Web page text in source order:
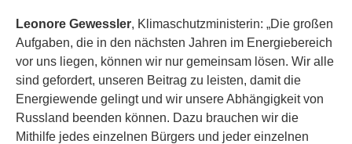
Leonore Gewessler, Klimaschutzministerin: „Die großen
Aufgaben, die in den nächsten Jahren im Energiebereich
vor uns liegen, können wir nur gemeinsam lösen. Wir alle
sind gefordert, unseren Beitrag zu leisten, damit die
Energiewende gelingt und wir unsere Abhängigkeit von
Russland beenden können. Dazu brauchen wir die
Mithilfe jedes einzelnen Bürgers und jeder einzelnen